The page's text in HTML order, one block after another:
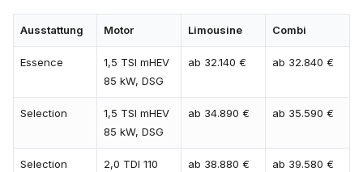
Ausstattung Motor Limousine Combi
Essence
1,5 TSI mHEV
85 kW, DSG
ab 32.140 € ab 32.840 €
Selection
1,5 TSI mHEV
85 kW, DSG
ab 34.890 € ab 35.590 €
Selection
2,0 TDI 110
ab 38.880 € ab 39.580 €